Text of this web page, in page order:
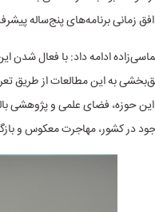
زمانی برنامه‌های پنج‌ساله
ادامه داد: با فعال شدن
به این مطالعات از طریق
حوزه، فضای علمی و پژوهشی
در کشور، مهاجرت معکوس و